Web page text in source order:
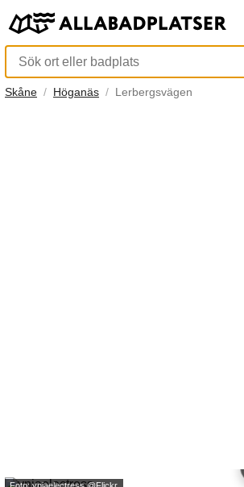
Skåne Höganäs Lerbergsvägen